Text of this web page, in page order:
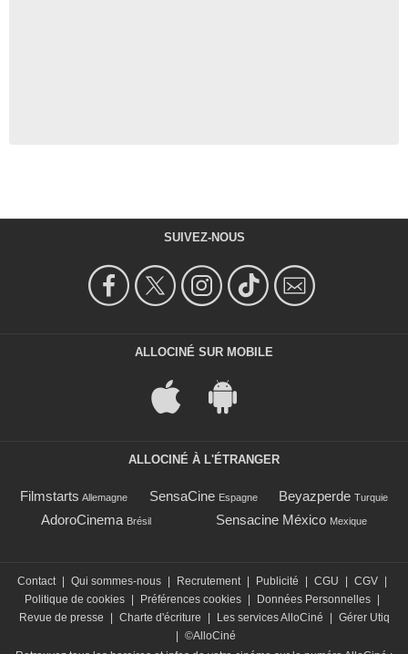
SUIVEZ-NOUS
ALLOCINÉ SUR MOBILE
ALLOCINÉ À L'ÉTRANGER
Filmstarts Allemagne SensaCine Espagne Beyazperde Turquie
AdoroCinema Brésil Sensacine México Mexique
Contact | Qui sommes-nous | Recrutement | Publicité | CGU | CGV |
Politique de cookies | Préférences cookies | Données Personnelles |
Revue de presse
| Charte d'écriture | Les services AlloCiné | Gérer Utiq
| ©AlloCiné